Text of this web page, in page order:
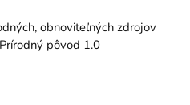
obnoviteľných zdrojov
pôvod 1.0